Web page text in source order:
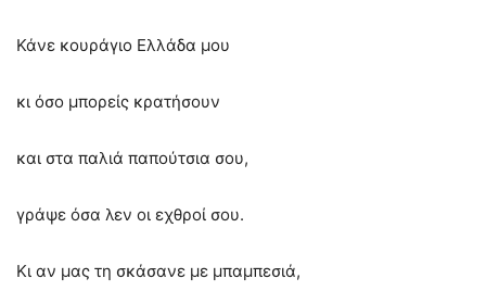
Κάνε κουράγιο Ελλάδα μου
κι όσο μπορείς κρατήσουν
και στα παλιά παπούτσια σου,
γράψε όσα λεν οι εχθροί σου.
Κι αν μας τη σκάσανε με μπαμπεσιά,